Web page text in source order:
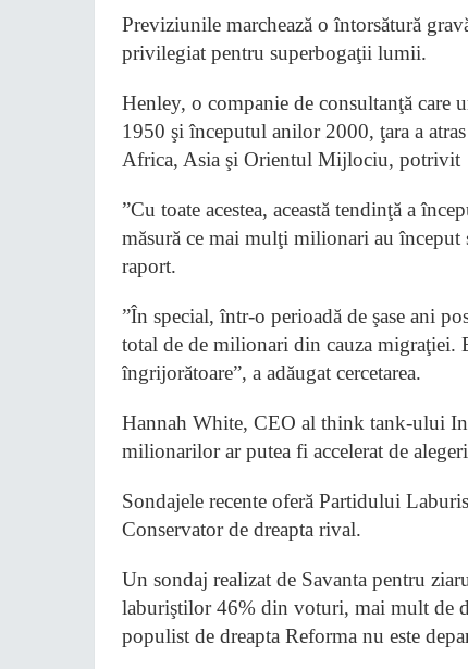
Previziunile marchează o întorsătură
privilegiat pentru superbogaţii lumii.
Henley, o companie de consultanţă care
1950 şi începutul anilor 2000, ţara a
Africa, Asia şi Orientul Mijlociu, potrivit
”Cu toate acestea, această tendinţă a
măsură ce mai mulţi milionari au început
raport.
”În special, într-o perioadă de şase ani
total de de milionari din cauza
îngrijorătoare”, a adăugat cercetarea.
Hannah White, CEO al think tank-ului
milionarilor ar putea fi accelerat de
Sondajele recente oferă Partidului
Conservator de dreapta rival.
Un sondaj realizat de Savanta pentru
laburiştilor 46% din voturi, mai mult de
populist de dreapta Reforma nu este